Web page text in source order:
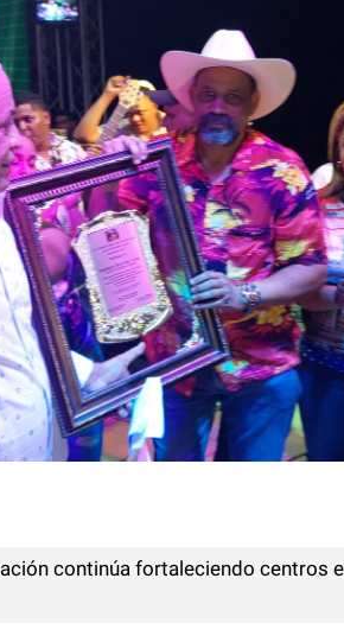
continúa fortaleciendo centros